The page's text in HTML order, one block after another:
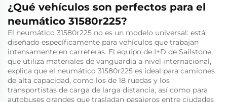
¿Qué vehículos son perfectos para el
neumático 31580r225?
El neumático 31580r225 no es un modelo universal: está
diseñado específicamente para vehículos que trabajan
intensamente en carreteras. El equipo de I+D de Sailstone,
que utiliza materiales de vanguardia a nivel internacional,
explica que el neumático 31580r225 es ideal para camiones
de alta capacidad, como los de 18 ruedas y los
transportistas de carga de larga distancia, así como para
autobuses grandes que trasladan pasajeros entre ciudades